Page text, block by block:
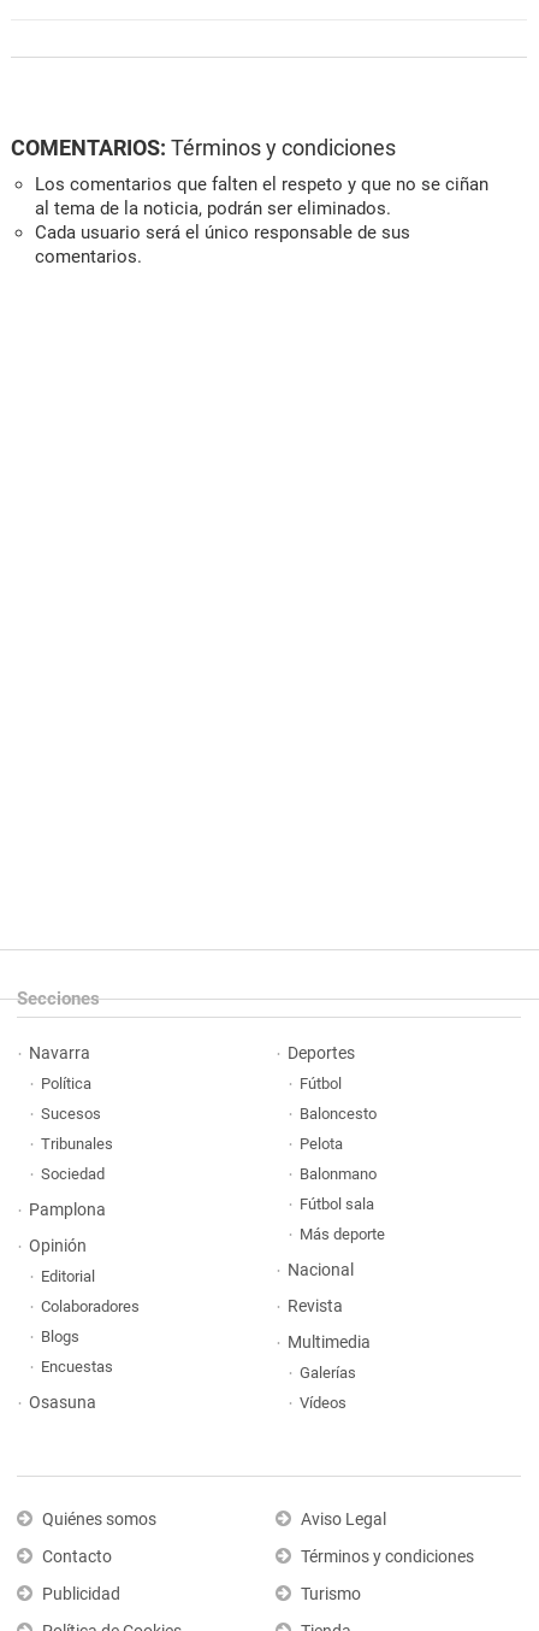
COMENTARIOS: Términos y condiciones
Los comentarios que falten el respeto y que no se ciñan
al tema de la noticia, podrán ser eliminados.
Cada usuario será el único responsable de sus
comentarios.
Secciones
Navarra
Política
Sucesos
Tribunales
Sociedad
Pamplona
Opinión
Editorial
Colaboradores
Blogs
Encuestas
Osasuna
Deportes
Fútbol
Baloncesto
Pelota
Balonmano
Fútbol sala
Más deporte
Nacional
Revista
Multimedia
Galerías
Vídeos
Quiénes somos
Contacto
Publicidad
Aviso Legal
Términos y condiciones
Turismo